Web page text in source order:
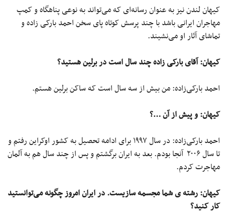
کیهان لندن نیز به عنوان رسانه‌ای که می‌تواند به نوعی پناهگاه و کمپ
مهاجران ایرانی باشد با چند پرسش کوتاه پای سخن احمد بارکی زاده و
تماشای آثار او می‌نشیند.
کیهان:آقای بارکی زاده چند سال است در برلین هستید؟
احمد بارکی‌زاده: من بیش از سه سال است که ساکن برلین هستم.
کیهان:و پیش از آن…؟
احمد بارکی‌زاده: در سال ۱۹۹۷ برای ادامه تحصیل به کشور اوکراین رفتم و
تا سال ۲۰۰۶ آنجا بودم. بعد به ایران برگشتم و پس از چند سال هم به آلمان
مهاجرت کردم.
کیهان:رشته ی شما مجسمه سازیست.در ایران امروز چگونه می‌توانستید
کار کنید؟